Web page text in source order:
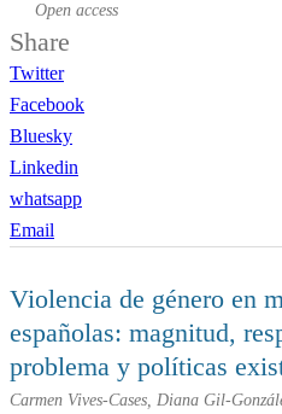
Open access
Share
Twitter
Facebook
Bluesky
Linkedin
whatsapp
Email
Violencia de género en
españolas: magnitud,
problema y políticas
Carmen Vives-Cases, Diana Gil-